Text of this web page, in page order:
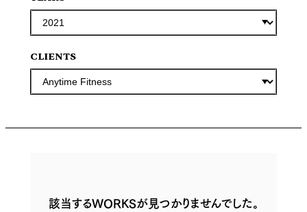
CLIENTS
該当するWORKSが見つかりませんでした。